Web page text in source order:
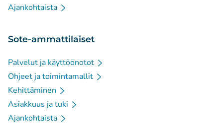
Ajankohtaista
Sote-ammattilaiset
Palvelut ja käyttöönotot
Ohjeet ja toimintamallit
Kehittäminen
Asiakkuus ja tuki
Ajankohtaista